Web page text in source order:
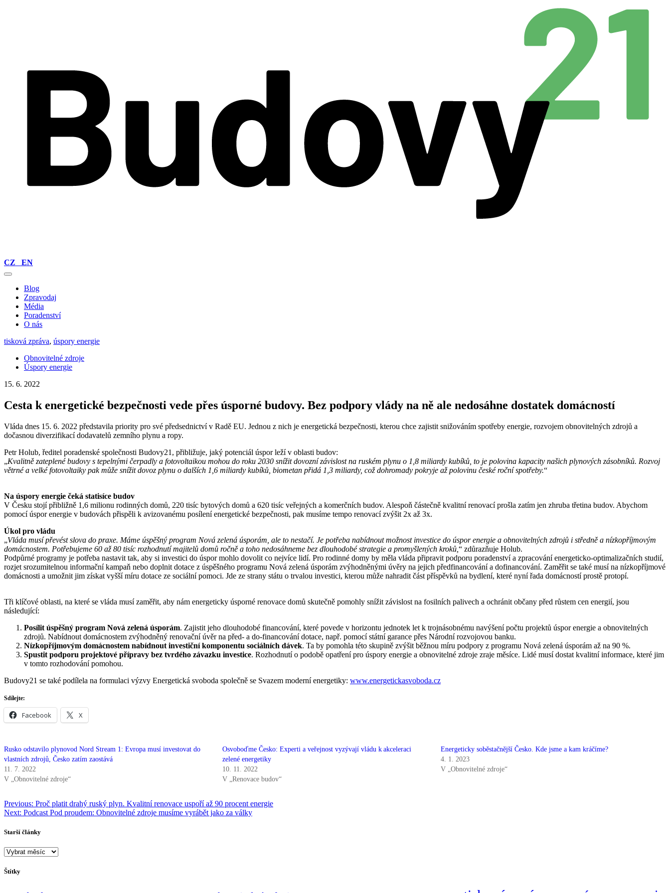
CZ EN
Blog
Zpravodaj
Média
Poradenství
O nás
tisková zpráva, úspory energie
Obnovitelné zdroje
Úspory energie
15. 6. 2022
Cesta k energetické bezpečnosti vede přes úsporné budovy. Bez podpory vlády na ně ale nedosáhne dostatek domácností
Vláda dnes 15. 6. 2022 představila priority pro své předsednictví v Radě EU. Jednou z nich je energetická bezpečnosti, kterou chce zajistit snižováním spotřeby energie, rozvojem obnovitelných zdrojů a
dočasnou diverzifikací dodavatelů zemního plynu a ropy.
Petr Holub, ředitel poradenské společnosti Budovy21, přibližuje, jaký potenciál úspor leží v oblasti budov:
„Kvalitně zateplené budovy s tepelnými čerpadly a fotovoltaikou mohou do roku 2030 snížit dovozní závislost na ruském plynu o 1,8 miliardy kubíků, to je polovina kapacity našich plynových zásobníků. Rozvoj
větrné a velké fotovoltaiky pak může snížit dovoz plynu o dalších 1,6 miliardy kubíků, biometan přidá 1,3 miliardy, což dohromady pokryje až polovinu české roční spotřeby.“
Na úspory energie čeká statisíce budov
V Česku stojí přibližně 1,6 milionu rodinných domů, 220 tisíc bytových domů a 620 tisíc veřejných a komerčních budov. Alespoň částečně kvalitní renovací prošla zatím jen zhruba třetina budov. Abychom
pomocí úspor energie v budovách přispěli k avizovanému posílení energetické bezpečnosti, pak musíme tempo renovací zvýšit 2x až 3x.
Úkol pro vládu
„Vláda musí převést slova do praxe. Máme úspěšný program Nová zelená úsporám, ale to nestačí. Je potřeba nabídnout možnost investice do úspor energie a obnovitelných zdrojů i středně a nízkopříjmovým
domácnostem. Potřebujeme 60 až 80 tisíc rozhodnutí majitelů domů ročně a toho nedosáhneme bez dlouhodobé strategie a promyšlených kroků, “ zdůrazňuje Holub.
Podpůrné programy je potřeba nastavit tak, aby si investici do úspor mohlo dovolit co nejvíce lidí. Pro rodinné domy by měla vláda připravit podporu poradenství a zpracování energeticko-optimalizačních studií,
rozjet srozumitelnou informační kampaň nebo doplnit dotace z úspěšného programu Nová zelená úsporám zvýhodněnými úvěry na jejich předfinancování a dofinancování. Zaměřit se také musí na nízkopříjmové
domácnosti a umožnit jim získat vyšší míru dotace ze sociální pomoci. Jde ze strany státu o trvalou investici, kterou může nahradit část příspěvků na bydlení, které nyní řada domácností prostě protopí.
Tři klíčové oblasti, na které se vláda musí zaměřit, aby nám energeticky úsporné renovace domů skutečně pomohly snížit závislost na fosilních palivech a ochránit občany před růstem cen energií, jsou
následující:
Posílit úspěšný program Nová zelená úsporám. Zajistit jeho dlouhodobé financování, které povede v horizontu jednotek let k trojnásobnému navýšení počtu projektů úspor energie a obnovitelných
zdrojů. Nabídnout domácnostem zvýhodněný renovační úvěr na před- a do-financování dotace, např. pomocí státní garance přes Národní rozvojovou banku.
Nízkopříjmovým domácnostem nabídnout investiční komponentu sociálních dávek. Ta by pomohla této skupině zvýšit běžnou míru podpory z programu Nová zelená úsporám až na 90 %.
Spustit podporu projektové přípravy bez tvrdého závazku investice. Rozhodnutí o podobě opatření pro úspory energie a obnovitelné zdroje zraje měsíce. Lidé musí dostat kvalitní informace, které jim
v tomto rozhodování pomohou.
Budovy21 se také podílela na formulaci výzvy Energetická svoboda společně se Svazem moderní energetiky: www.energetickasvoboda.cz
Sdílejte:
Facebook X
Rusko odstavilo plynovod Nord Stream 1: Evropa musí investovat do
vlastních zdrojů, Česko zatím zaostává
11. 7. 2022
V „Obnovitelné zdroje“
Osvoboďme Česko: Experti a veřejnost vyzývají vládu k akceleraci
zelené energetiky
10. 11. 2022
V „Renovace budov“
Energeticky soběstačnější Česko. Kde jsme a kam kráčíme?
4. 1. 2023
V „Obnovitelné zdroje“
Navigace
pro
příspěvek
Previous: Proč platit drahý ruský plyn. Kvalitní renovace uspoří až 90 procent energie
Next: Podcast Pod proudem: Obnovitelné zdroje musíme vyrábět jako za války
Starší články
Starší
Štítky